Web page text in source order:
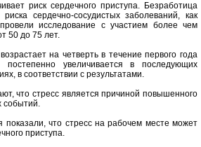
риск сердечного приступа. Безработица
сердечно-сосудистых заболеваний, как
исследование с участием более чем
50 до 75 лет.
на четверть в течение первого года
увеличивается в последующих
в соответствии с результатами.
что стресс является причиной повышенного
событий.
что стресс на рабочем месте может
приступа.